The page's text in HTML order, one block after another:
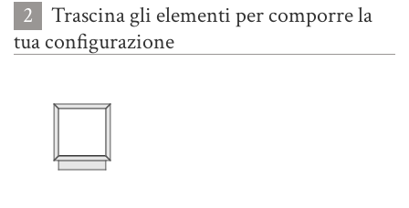
2
Trascina gli elementi per comporre la
tua configurazione